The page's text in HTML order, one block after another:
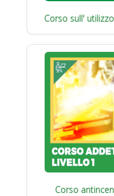
Corso sull'
Corso